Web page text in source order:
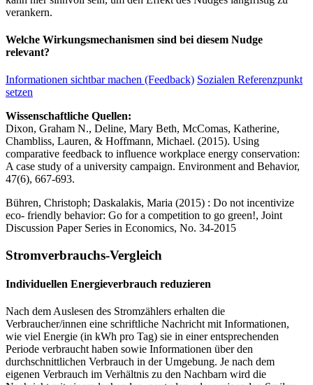
verankern.
Welche Wirkungsmechanismen sind bei diesem Nudge
relevant?
Informationen sichtbar machen (Feedback) Sozialen Referenzpunkt
setzen
Wissenschaftliche Quellen:
Dixon, Graham N., Deline, Mary Beth, McComas, Katherine,
Chambliss, Lauren, & Hoffmann, Michael. (2015). Using
comparative feedback to influence workplace energy conservation:
A case study of a university campaign. Environment and Behavior,
47(6), 667-693.
Bühren, Christoph; Daskalakis, Maria (2015) : Do not incentivize
eco- friendly behavior: Go for a competition to go green!, Joint
Discussion Paper Series in Economics, No. 34-2015
Stromverbrauchs-Vergleich
Individuellen Energieverbrauch reduzieren
Nach dem Auslesen des Stromzählers erhalten die
Verbraucher/innen eine schriftliche Nachricht mit Informationen,
wie viel Energie (in kWh pro Tag) sie in einer entsprechenden
Periode verbraucht haben sowie Informationen über den
durchschnittlichen Verbrauch in der Umgebung. Je nach dem
eigenen Verbrauch im Verhältnis zu den Nachbarn wird die